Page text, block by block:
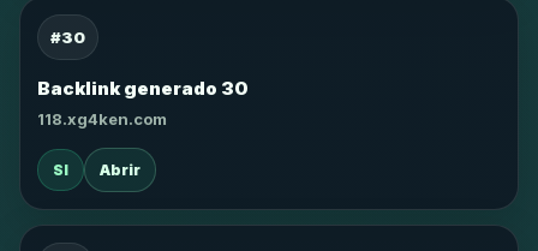
#30
Backlink generado 30
118.xg4ken.com
SI Abrir